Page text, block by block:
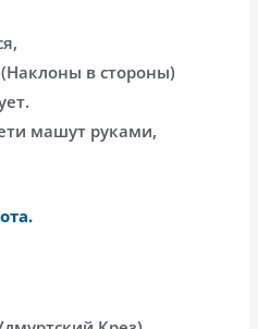
в стороны)
машут руками,